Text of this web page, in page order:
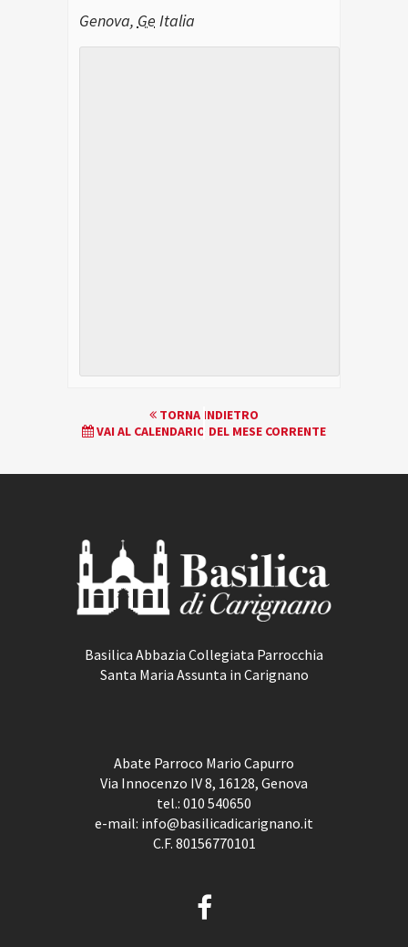
Genova, Ge Italia
EVENTO
NAVIGATION
TORNA INDIETRO
VAI AL CALENDARIO DEL MESE CORRENTE
Basilica Abbazia Collegiata Parrocchia
Santa Maria Assunta in Carignano
Abate Parroco Mario Capurro
Via Innocenzo IV 8, 16128, Genova
tel.: 010 540650
e-mail: info@basilicadicarignano.it
C.F. 80156770101